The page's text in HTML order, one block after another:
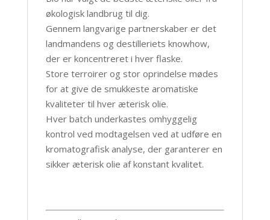
økologisk landbrug til dig.
Gennem langvarige partnerskaber er det
landmandens og destilleriets knowhow,
der er koncentreret i hver flaske.
Store terroirer og stor oprindelse mødes
for at give de smukkeste aromatiske
kvaliteter til hver æterisk olie.
Hver batch underkastes omhyggelig
kontrol ved modtagelsen ved at udføre en
kromatografisk analyse, der garanterer en
sikker æterisk olie af konstant kvalitet.